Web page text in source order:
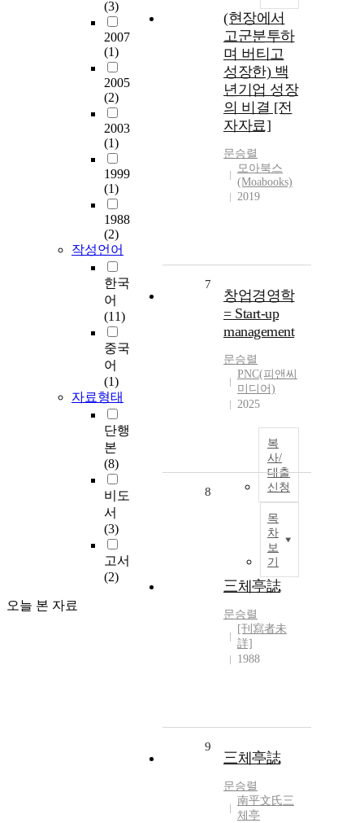
(3)
2007
(1)
2005
(2)
2003
(1)
1999
(1)
1988
(2)
작성언어
한국
어
(11)
중국
어
(1)
자료형태
단행
본
(8)
비도
서
(3)
고서
(2)
오늘 본 자료
(현장에서
고군분투하
며 버티고
성장한) 백
년기업 성장
의 비결 [전
자자료]
문승렬
모아북스
(Moabooks)
2019
7
창업경영학
= Start-up
management
문승렬
PNC(피앤씨
미디어)
2025
복
사/
대출
신청
목
차
보
기
8
三체亭誌
문승렬
[刊寫者未
詳]
1988
9
三체亭誌
문승렬
南平文氏三
체亭